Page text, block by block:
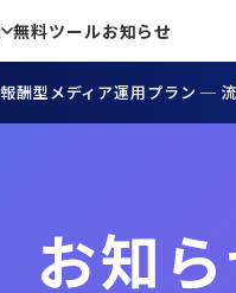
酬型メディア運用プラン ─
無料ツールお知らせ
お知